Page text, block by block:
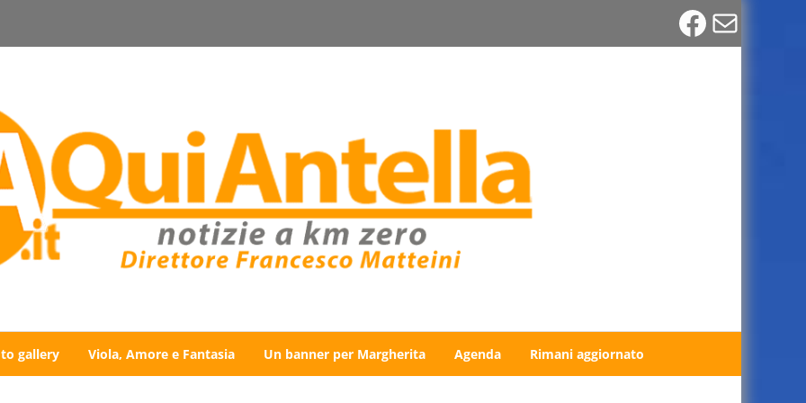
Email
gallery Viola, Amore e Fantasia Un banner per Margherita Agenda Rimani aggiornato